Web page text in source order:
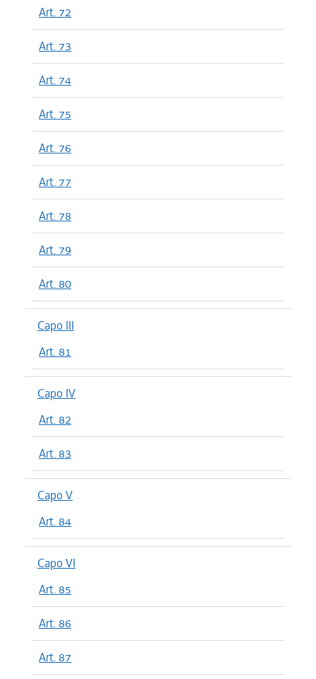
Art. 72
Art. 73
Art. 74
Art. 75
Art. 76
Art. 77
Art. 78
Art. 79
Art. 80
Capo III
Art. 81
Capo IV
Art. 82
Art. 83
Capo V
Art. 84
Capo VI
Art. 85
Art. 86
Art. 87